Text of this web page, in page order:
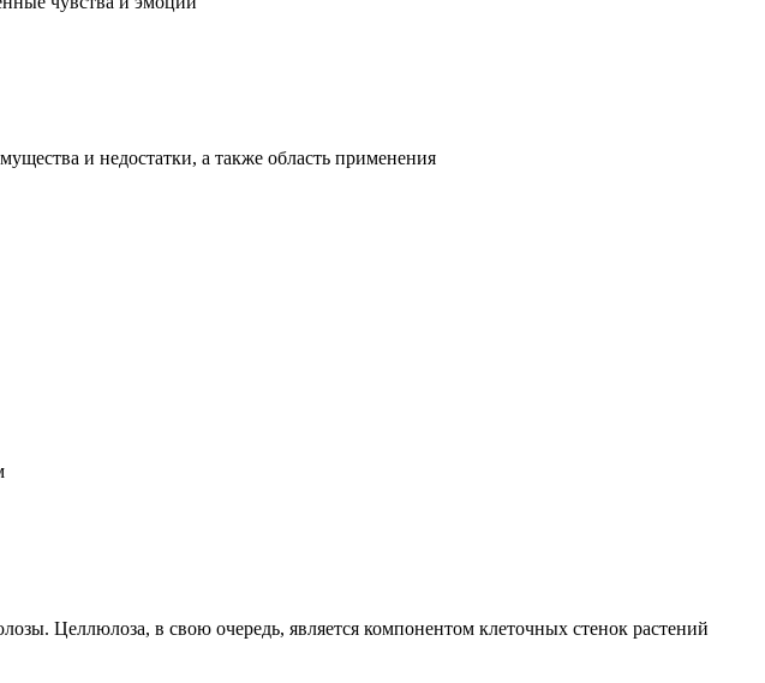
и недостатки, а также область применения
Целлюлоза, в свою очередь, является компонентом клеточных стенок растений